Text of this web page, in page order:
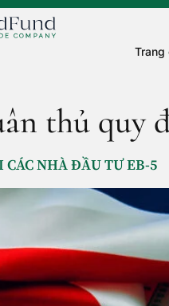
Trang
thủ quy
NHÀ ĐẦU TƯ EB-5